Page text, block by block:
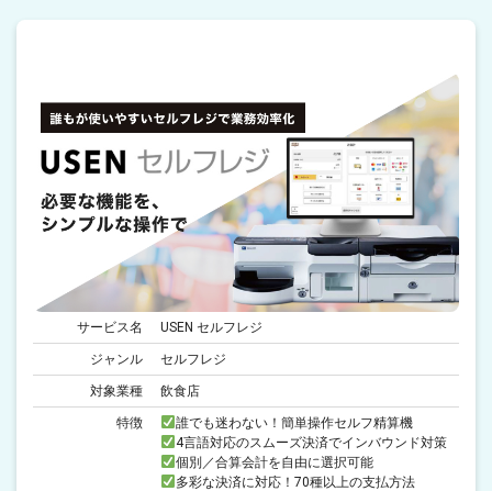
サービス名 USEN セルフレジ
ジャンル セルフレジ
対象業種 飲食店
特徴
誰でも迷わない！簡単操作セルフ精算機
4言語対応のスムーズ決済でインバウンド対策
個別／合算会計を自由に選択可能
多彩な決済に対応！70種以上の支払方法